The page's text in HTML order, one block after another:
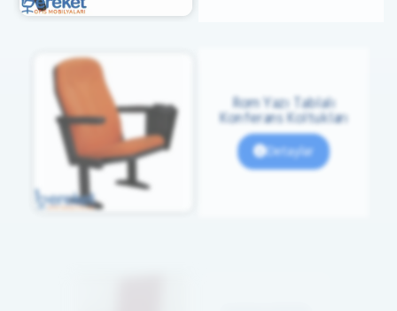
Rom Yazı Tablalı
Konferans Koltukları
Detaylar